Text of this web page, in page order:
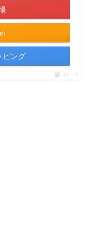
ピング
ポチップ